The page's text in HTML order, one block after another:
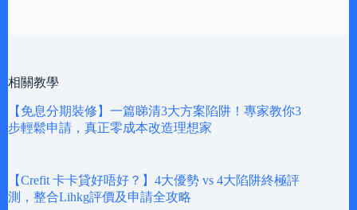
相關教學
【免息分期裝修】一篇睇清3大方案陷阱！專家教你3
步輕鬆申請，真正零成本改造理想家
【Crefit 卡卡貸好唔好？】4大優勢 vs 4大陷阱終極評
測，整合Lihkg評價及申請全攻略